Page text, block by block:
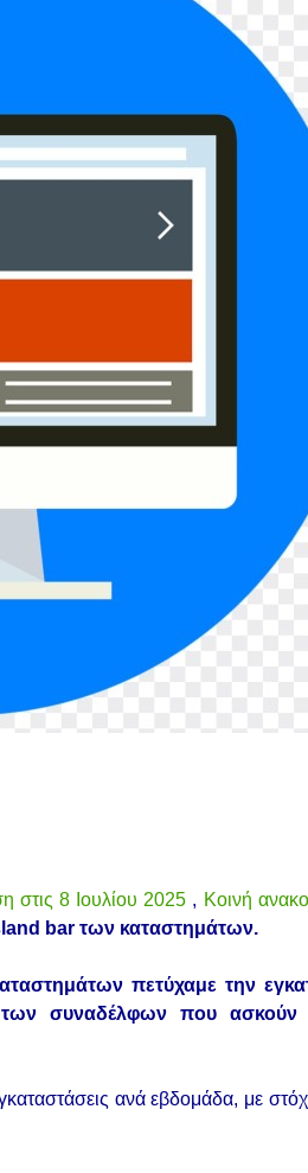
στις 8 Ιουλίου 2025 , Κοινή
bar των καταστημάτων.
πετύχαμε την
των συναδέλφων που
ανά εβδομάδα, με